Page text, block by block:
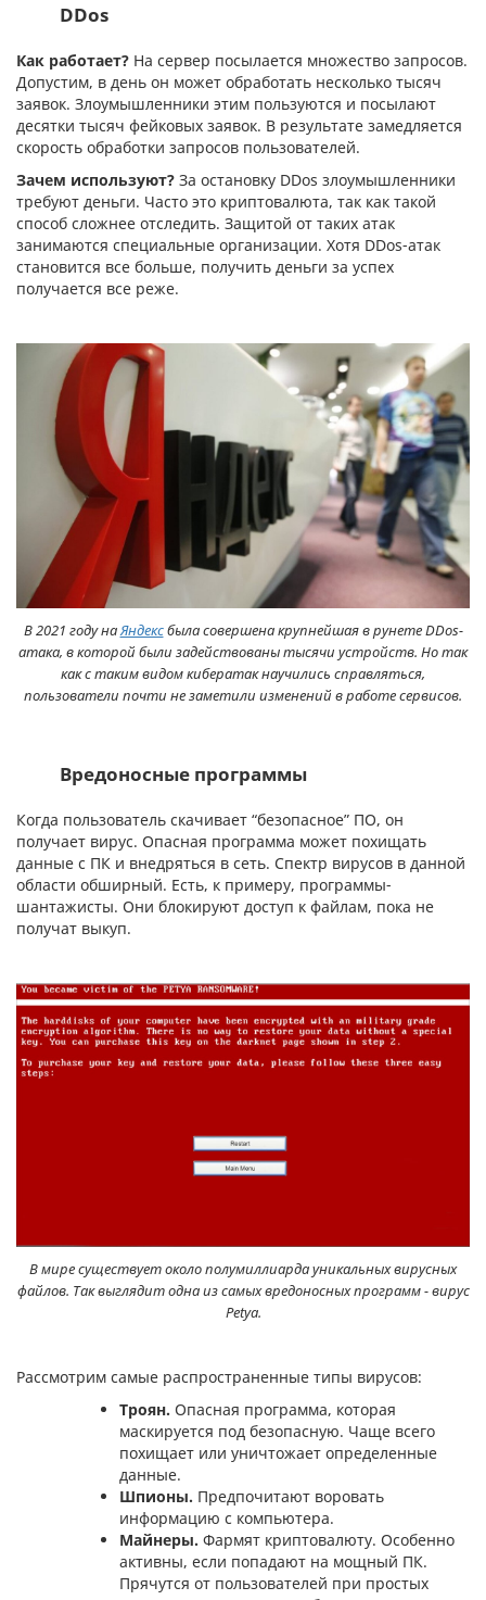
DDos
Как работает? На сервер посылается множество запросов.
Допустим, в день он может обработать несколько тысяч
заявок. Злоумышленники этим пользуются и посылают
десятки тысяч фейковых заявок. В результате замедляется
скорость обработки запросов пользователей.
Зачем используют? За остановку DDos злоумышленники
требуют деньги. Часто это криптовалюта, так как такой
способ сложнее отследить. Защитой от таких атак
занимаются специальные организации. Хотя DDos-атак
становится все больше, получить деньги за успех
получается все реже.
В 2021 году наЯндексбыла совершена крупнейшая в рунете DDos-
атака, в которой были задействованы тысячи устройств. Но так
как с таким видом кибератак научились справляться,
пользователи почти не заметили изменений в работе сервисов.
Вредоносные программы
Когда пользователь скачивает “безопасное” ПО, он
получает вирус. Опасная программа может похищать
данные с ПК и внедряться в сеть. Спектр вирусов в данной
области обширный. Есть, к примеру, программы-
шантажисты. Они блокируют доступ к файлам, пока не
получат выкуп.
В мире существует около полумиллиарда уникальных вирусных
файлов. Так выглядит одна из самых вредоносных программ - вирус
Petya.
Рассмотрим самые распространенные типы вирусов:
Троян. Опасная программа, которая
маскируется под безопасную. Чаще всего
похищает или уничтожает определенные
данные.
Шпионы. Предпочитают воровать
информацию с компьютера.
Майнеры. Фармят криптовалюту. Особенно
активны, если попадают на мощный ПК.
Прячутся от пользователей при простых